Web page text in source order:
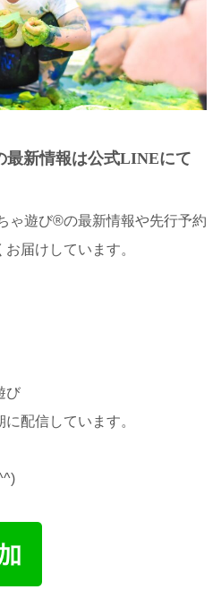
最新情報は公式LINEにて
ゃ遊び®の最新情報や先行予約
届けしています。
び
配信しています。